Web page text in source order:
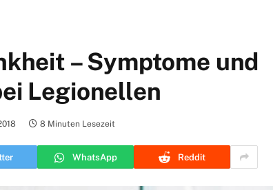
– Symptome und
Legionellen
8 Minuten Lesezeit
WhatsApp Reddit